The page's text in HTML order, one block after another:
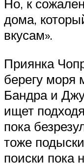
Но, к
дома,
вкусам».
Приянка
берегу моря
Бандра и
ищет
пока
тоже
поиски пока